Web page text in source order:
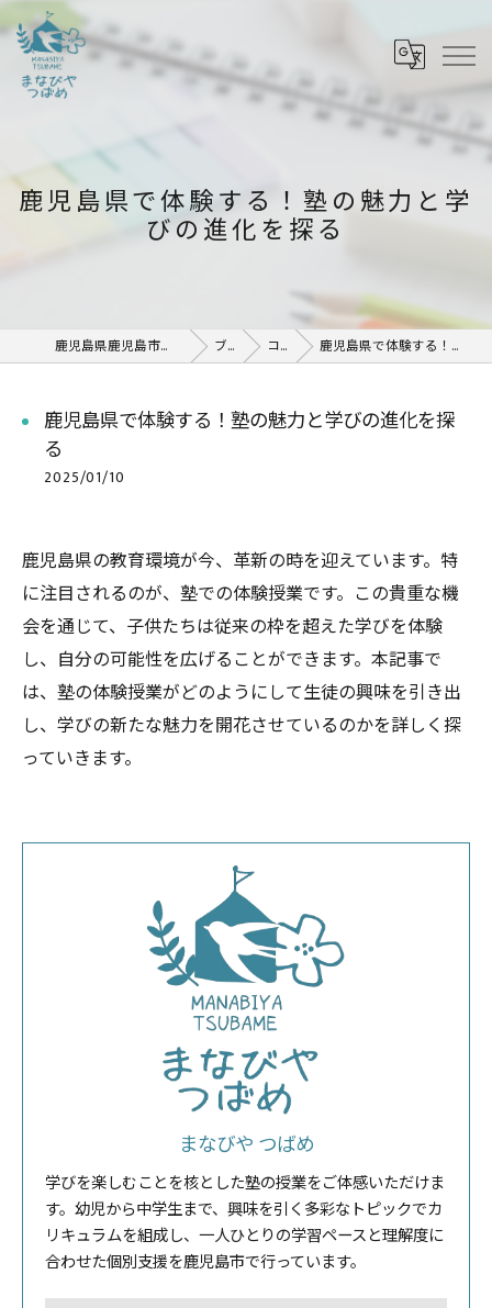
鹿児島県で体験する！塾の魅力と学
びの進化を探る
鹿児島県鹿児島市の塾ならまなびや つばめ ブログ コラム 鹿児島県で体験する！塾の魅力と学びの進化を探る
鹿児島県で体験する！塾の魅力と学びの進化を探
る
2025/01/10
鹿児島県の教育環境が今、革新の時を迎えています。特
に注目されるのが、塾での体験授業です。この貴重な機
会を通じて、子供たちは従来の枠を超えた学びを体験
し、自分の可能性を広げることができます。本記事で
は、塾の体験授業がどのようにして生徒の興味を引き出
し、学びの新たな魅力を開花させているのかを詳しく探
っていきます。
まなびや つばめ
学びを楽しむことを核とした塾の授業をご体感いただけま
す。幼児から中学生まで、興味を引く多彩なトピックでカ
リキュラムを組成し、一人ひとりの学習ペースと理解度に
合わせた個別支援を鹿児島市で行っています。